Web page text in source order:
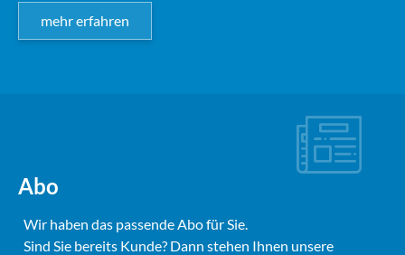
mehr erfahren
Abo
Wir haben das passende Abo für Sie.
Sind Sie bereits Kunde? Dann stehen Ihnen unsere